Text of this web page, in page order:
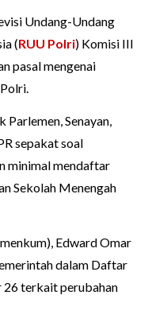
Undang-Undang
(RUU Polri) Komisi III
pasal mengenai
Senayan,
sepakat soal
minimal mendaftar
Sekolah Menengah
Edward Omar
dalam Daftar
terkait perubahan